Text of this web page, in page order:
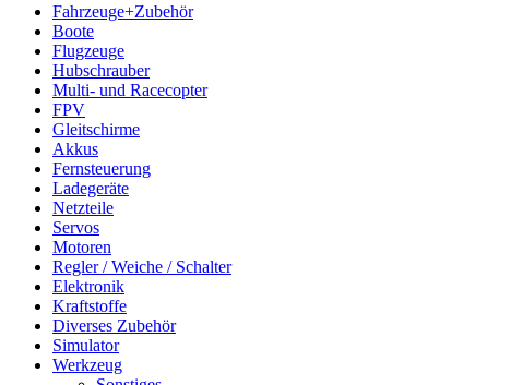
Fahrzeuge+Zubehör
Boote
Flugzeuge
Hubschrauber
Multi- und Racecopter
FPV
Gleitschirme
Akkus
Fernsteuerung
Ladegeräte
Netzteile
Servos
Motoren
Regler / Weiche / Schalter
Elektronik
Kraftstoffe
Diverses Zubehör
Simulator
Werkzeug